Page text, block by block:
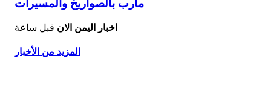
مأرب بالصواريخ والمسيرات
اخبار اليمن الان قبل ساعة
المزيد من الأخبار